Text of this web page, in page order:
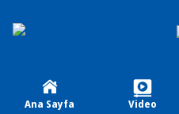
Ana Sayfa Video